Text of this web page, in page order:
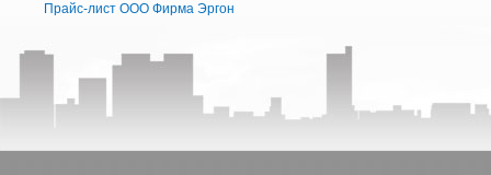
Прайс-лист ООО Фирма Эргон